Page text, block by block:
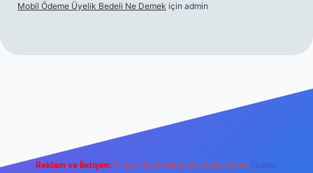
Mobil Ödeme Üyelik Bedeli Ne Demek için admin
Reklam ve İletişim: E-mail: backlinkpaneli@gmail.com Teams: